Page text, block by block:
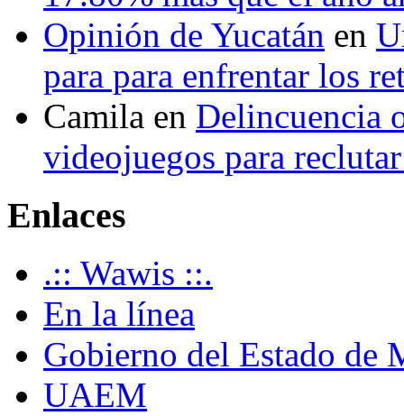
Opinión de Yucatán en
para para enfrentar los
Camila en Delincuencia
videojuegos para
Enlaces
.:: Wawis ::.
En la línea
Gobierno del Estado de
UAEM